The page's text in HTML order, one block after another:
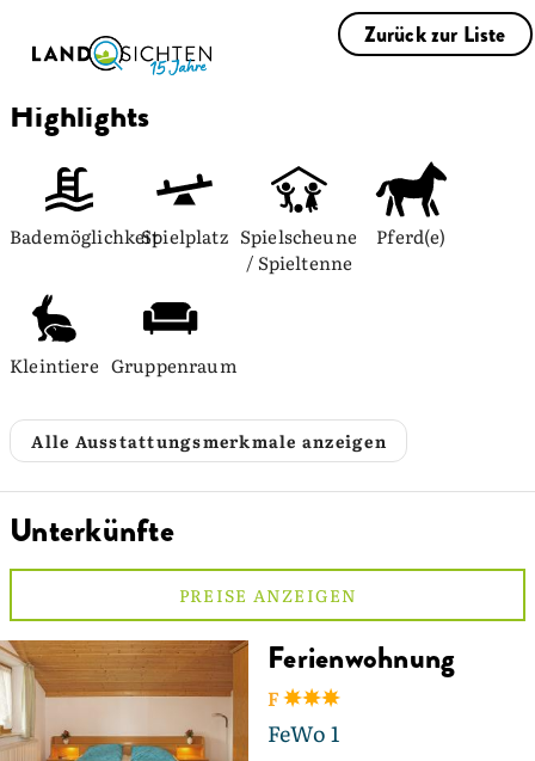
Zurück zur Liste
Highlights
BademöglichkeitSpielplatz Spielscheune
/ Spieltenne
Pferd(e)
Kleintiere Gruppenraum
Alle Ausstattungsmerkmale anzeigen
Unterkünfte
PREISE ANZEIGEN
Ferienwohnung
F
FeWo 1